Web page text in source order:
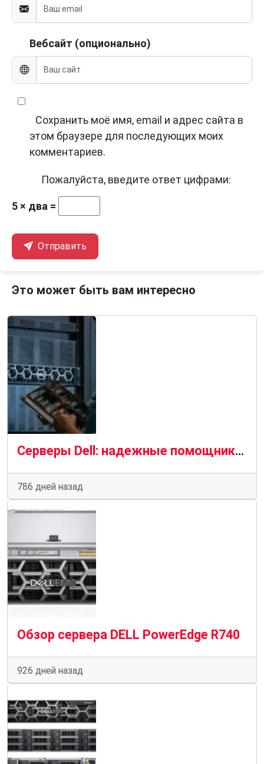
Вебсайт (опционально)
Сохранить моё имя, email и адрес сайта в
этом браузере для последующих моих
комментариев.
Пожалуйста, введите ответ цифрами:
5 × два =
Отправить
Это может быть вам интересно
Серверы Dell: надежные помощники в мире информационных технологий
786 дней назад
Обзор сервера DELL PowerEdge R740
926 дней назад